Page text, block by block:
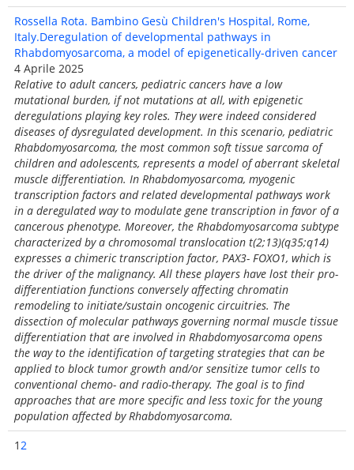
Rossella Rota. Bambino Gesù Children's Hospital, Rome,
Italy.Deregulation of developmental pathways in
Rhabdomyosarcoma, a model of epigenetically-driven cancer
4 Aprile 2025
Relative to adult cancers, pediatric cancers have a low
mutational burden, if not mutations at all, with epigenetic
deregulations playing key roles. They were indeed considered
diseases of dysregulated development. In this scenario, pediatric
Rhabdomyosarcoma, the most common soft tissue sarcoma of
children and adolescents, represents a model of aberrant skeletal
muscle differentiation. In Rhabdomyosarcoma, myogenic
transcription factors and related developmental pathways work
in a deregulated way to modulate gene transcription in favor of a
cancerous phenotype. Moreover, the Rhabdomyosarcoma subtype
characterized by a chromosomal translocation t(2;13)(q35;q14)
expresses a chimeric transcription factor, PAX3- FOXO1, which is
the driver of the malignancy. All these players have lost their pro-
differentiation functions conversely affecting chromatin
remodeling to initiate/sustain oncogenic circuitries. The
dissection of molecular pathways governing normal muscle tissue
differentiation that are involved in Rhabdomyosarcoma opens
the way to the identification of targeting strategies that can be
applied to block tumor growth and/or sensitize tumor cells to
conventional chemo- and radio-therapy. The goal is to find
approaches that are more specific and less toxic for the young
population affected by Rhabdomyosarcoma.
12